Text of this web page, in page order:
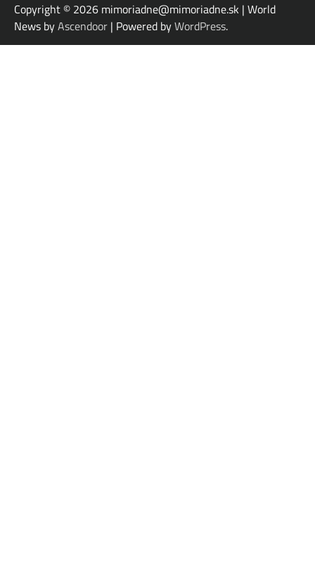
Copyright © 2026 mimoriadne@mimoriadne.sk | World
News byAscendoor | Powered byWordPress.